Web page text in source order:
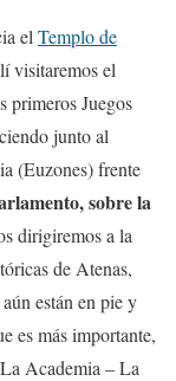
el Templo de
visitaremos el
primeros Juegos
junto al
(Euzones) frente
sobre la
dirigiremos a la
de Atenas,
están en pie y
es más importante,
Academia – La